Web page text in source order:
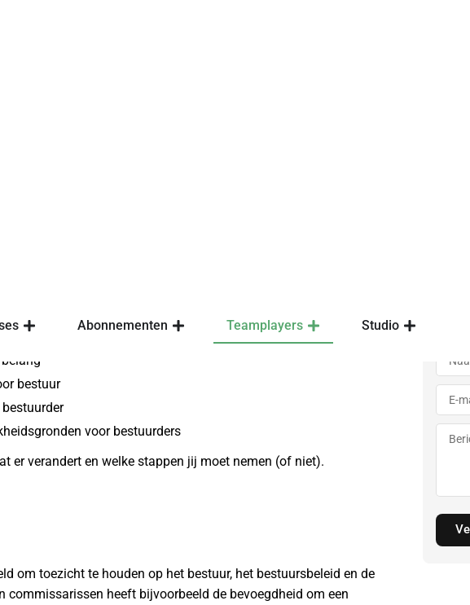
te houden op het bestuur
bestuur
voor bestuurders
er verandert en welke stappen jij moet nemen (of niet).
om toezicht te houden op het bestuur, het bestuursbeleid en de
commissarissen heeft bijvoorbeeld de bevoegdheid om een